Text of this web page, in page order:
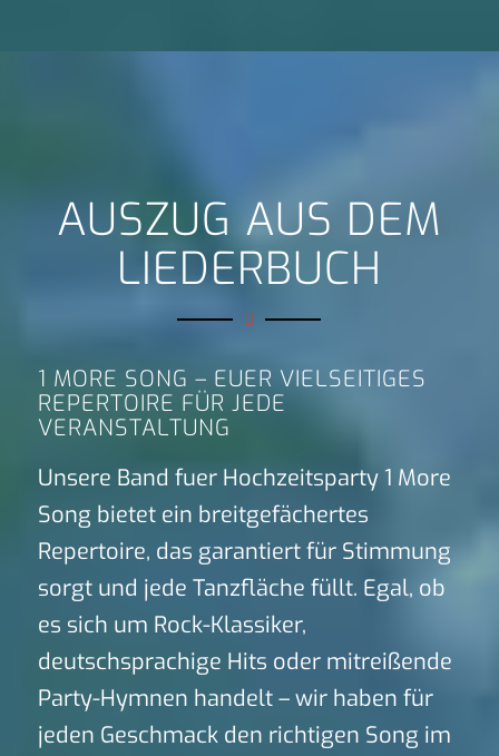
AUSZUG AUS DEM
LIEDERBUCH
1 MORE SONG – EUER VIELSEITIGES
REPERTOIRE FÜR JEDE
VERANSTALTUNG
Unsere Band fuer Hochzeitsparty 1 More
Song bietet ein breitgefächertes
Repertoire, das garantiert für Stimmung
sorgt und jede Tanzfläche füllt. Egal, ob
es sich um Rock-Klassiker,
deutschsprachige Hits oder mitreißende
Party-Hymnen handelt – wir haben für
jeden Geschmack den richtigen Song im